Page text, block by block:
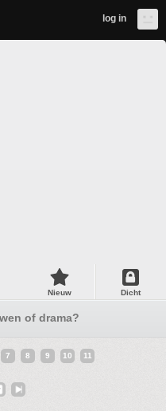
log in
Nieuw Dicht
of drama?
7 8 9 10 11